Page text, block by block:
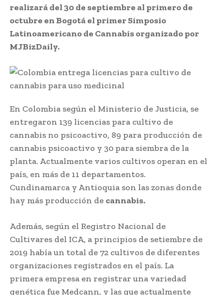
realizará del 30 de septiembre al primero de
octubre en Bogotá el primer Simposio
Latinoamericano de Cannabis organizado por
MJBizDaily.
En Colombia según el Ministerio de Justicia, se
entregaron 139 licencias para cultivo de
cannabis no psicoactivo, 89 para producción de
cannabis psicoactivo y 30 para siembra de la
planta. Actualmente varios cultivos operan en el
país, en más de 11 departamentos.
Cundinamarca y Antioquia son las zonas donde
hay más producción de cannabis.
Además, según el Registro Nacional de
Cultivares del ICA, a principios de setiembre de
2019 había un total de 72 cultivos de diferentes
organizaciones registrados en el país. La
primera empresa en registrar una variedad
genética fue Medcann, y las que actualmente